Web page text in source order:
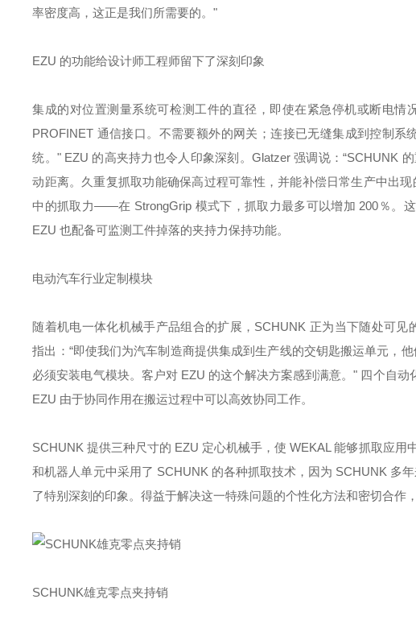
率密度高，这正是我们所需要的。"
EZU 的功能给设计师工程师留下了深刻印象
集成的对位置测量系统可检测工件的直径，即使在紧急停机或断电情
PROFINET 通信接口。不需要额外的网关；连接已无缝集成到控制
统。" EZU 的高夹持力也令人印象深刻。Glatzer 强调说：“SCHUNK
动距离。久重复抓取功能确保高过程可靠性，并能补偿日常生产中出
中的抓取力——在 StrongGrip 模式下，抓取力最多可以增加 200％。
EZU 也配备可监测工件掉落的夹持力保持功能。
电动汽车行业定制模块
随着机电一体化机械手产品组合的扩展，SCHUNK 正为当下随处可
指出：“即使我们为汽车制造商提供集成到生产线的交钥匙搬运单元，
必须安装电气模块。客户对 EZU 的这个解决方案感到满意。" 四个自
EZU 由于协同作用在搬运过程中可以高效协同工作。
SCHUNK 提供三种尺寸的 EZU 定心机械手，使 WEKAL 能够抓取应
和机器人单元中采用了 SCHUNK 的各种抓取技术，因为 SCHUNK 多
了特别深刻的印象。得益于解决这一特殊问题的个性化方法和密切合作
SCHUNK雄克零点夹持销